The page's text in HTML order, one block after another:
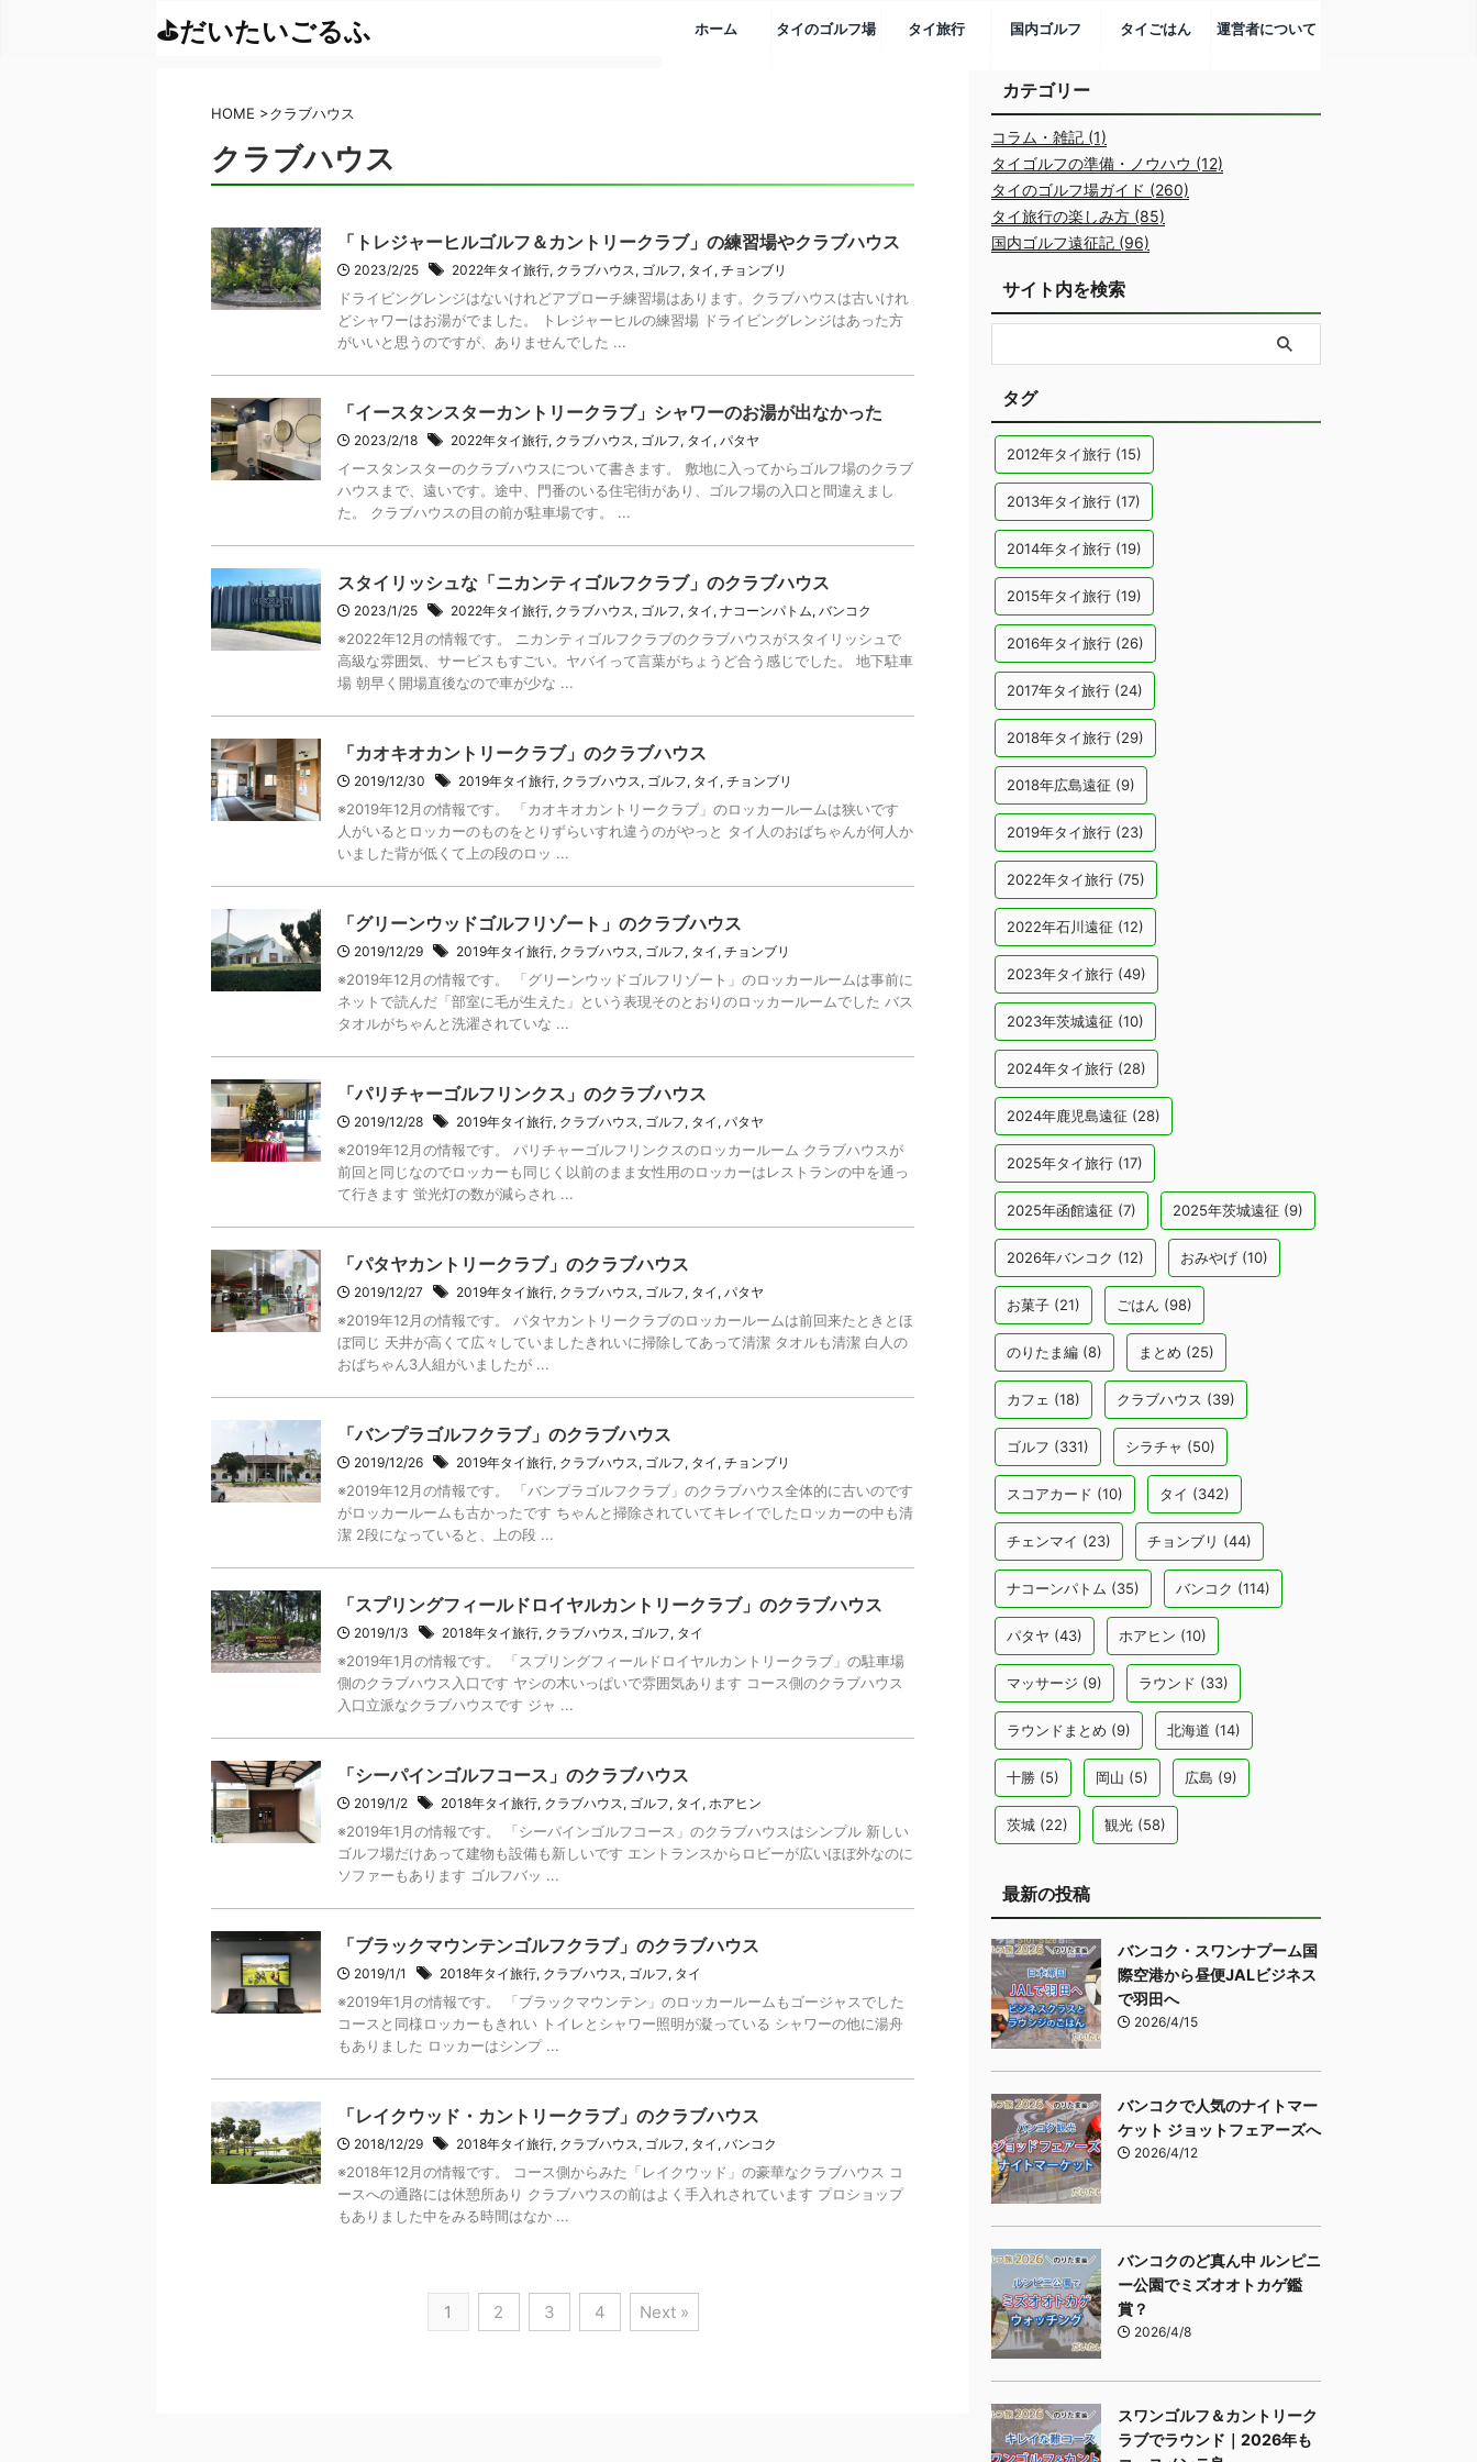
ホーム タイのゴルフ場 タイ旅行 国内ゴルフ タイごはん 運営者について
HOME >クラブハウス
クラブハウス
「トレジャーヒルゴルフ＆カントリークラブ」の練習場やクラブハウス
2023/2/25 2022年タイ旅行, クラブハウス, ゴルフ, タイ , チョンブリ
ドライビングレンジはないけれどアプローチ練習場はあります。クラブハウスは古いけれ
どシャワーはお湯がでました。 トレジャーヒルの練習場 ドライビングレンジはあった方
がいいと思うのですが、ありませんでした ...
「イースタンスターカントリークラブ」シャワーのお湯が出なかった
2023/2/18 2022年タイ旅行, クラブハウス, ゴルフ, タイ , パタヤ
イースタンスターのクラブハウスについて書きます。 敷地に入ってからゴルフ場のクラブ
ハウスまで、遠いです。途中、門番のいる住宅街があり、ゴルフ場の入口と間違えまし
た。 クラブハウスの目の前が駐車場です。 ...
スタイリッシュな「ニカンティゴルフクラブ」のクラブハウス
2023/1/25 2022年タイ旅行, クラブハウス, ゴルフ, タイ , ナコーンパトム, バンコク
※2022年12月の情報です。 ニカンティゴルフクラブのクラブハウスがスタイリッシュで
高級な雰囲気、サービスもすごい。ヤバイって言葉がちょうど合う感じでした。 地下駐車
場 朝早く開場直後なので車が少な ...
「カオキオカントリークラブ」のクラブハウス
2019/12/30 2019年タイ旅行, クラブハウス, ゴルフ, タイ , チョンブリ
※2019年12月の情報です。 「カオキオカントリークラブ」のロッカールームは狭いです
人がいるとロッカーのものをとりずらいすれ違うのがやっと タイ人のおばちゃんが何人か
いました背が低くて上の段のロッ ...
「グリーンウッドゴルフリゾート」のクラブハウス
2019/12/29 2019年タイ旅行, クラブハウス, ゴルフ, タイ , チョンブリ
※2019年12月の情報です。 「グリーンウッドゴルフリゾート」のロッカールームは事前に
ネットで読んだ「部室に毛が生えた」という表現そのとおりのロッカールームでした バス
タオルがちゃんと洗濯されていな ...
「パリチャーゴルフリンクス」のクラブハウス
2019/12/28 2019年タイ旅行, クラブハウス, ゴルフ, タイ , パタヤ
※2019年12月の情報です。 パリチャーゴルフリンクスのロッカールーム クラブハウスが
前回と同じなのでロッカーも同じく以前のまま女性用のロッカーはレストランの中を通っ
て行きます 蛍光灯の数が減らされ ...
「パタヤカントリークラブ」のクラブハウス
2019/12/27 2019年タイ旅行, クラブハウス, ゴルフ, タイ , パタヤ
※2019年12月の情報です。 パタヤカントリークラブのロッカールームは前回来たときとほ
ぼ同じ 天井が高くて広々していましたきれいに掃除してあって清潔 タオルも清潔 白人の
おばちゃん3人組がいましたが ...
「バンプラゴルフクラブ」のクラブハウス
2019/12/26 2019年タイ旅行, クラブハウス, ゴルフ, タイ , チョンブリ
※2019年12月の情報です。 「バンプラゴルフクラブ」のクラブハウス全体的に古いのです
がロッカールームも古かったです ちゃんと掃除されていてキレイでしたロッカーの中も清
潔 2段になっていると、上の段 ...
「スプリングフィールドロイヤルカントリークラブ」のクラブハウス
2019/1/3 2018年タイ旅行, クラブハウス, ゴルフ, タイ
※2019年1月の情報です。 「スプリングフィールドロイヤルカントリークラブ」の駐車場
側のクラブハウス入口です ヤシの木いっぱいで雰囲気あります コース側のクラブハウス
入口立派なクラブハウスです ジャ ...
「シーパインゴルフコース」のクラブハウス
2019/1/2 2018年タイ旅行, クラブハウス, ゴルフ, タイ , ホアヒン
※2019年1月の情報です。 「シーパインゴルフコース」のクラブハウスはシンプル 新しい
ゴルフ場だけあって建物も設備も新しいです エントランスからロビーが広いほぼ外なのに
ソファーもあります ゴルフバッ ...
「ブラックマウンテンゴルフクラブ」のクラブハウス
2019/1/1 2018年タイ旅行, クラブハウス, ゴルフ, タイ
※2019年1月の情報です。 「ブラックマウンテン」のロッカールームもゴージャスでした
コースと同様ロッカーもきれい トイレとシャワー照明が凝っている シャワーの他に湯舟
もありました ロッカーはシンプ ...
「レイクウッド・カントリークラブ」のクラブハウス
2018/12/29 2018年タイ旅行, クラブハウス, ゴルフ, タイ , バンコク
※2018年12月の情報です。 コース側からみた「レイクウッド」の豪華なクラブハウス コ
ースへの通路には休憩所あり クラブハウスの前はよく手入れされています プロショップ
もありました中をみる時間はなか ...
1 2 3 4 Next »
カテゴリー
コラム・雑記 (1)
タイゴルフの準備・ノウハウ (12)
タイのゴルフ場ガイド (260)
タイ旅行の楽しみ方 (85)
国内ゴルフ遠征記 (96)
サイト内を検索
タグ
2012年タイ旅行 (15)
2013年タイ旅行 (17)
2014年タイ旅行 (19)
2015年タイ旅行 (19)
2016年タイ旅行 (26)
2017年タイ旅行 (24)
2018年タイ旅行 (29)
2018年広島遠征 (9)
2019年タイ旅行 (23)
2022年タイ旅行 (75)
2022年石川遠征 (12)
2023年タイ旅行 (49)
2023年茨城遠征 (10)
2024年タイ旅行 (28)
2024年鹿児島遠征 (28)
2025年タイ旅行 (17)
2025年函館遠征 (7) 2025年茨城遠征 (9)
2026年バンコク (12) おみやげ (10)
お菓子 (21) ごはん (98)
のりたま編 (8) まとめ (25)
カフェ (18) クラブハウス (39)
ゴルフ (331) シラチャ (50)
スコアカード (10) タイ (342)
チェンマイ (23) チョンブリ (44)
ナコーンパトム (35) バンコク (114)
パタヤ (43) ホアヒン (10)
マッサージ (9) ラウンド (33)
ラウンドまとめ (9) 北海道 (14)
十勝 (5) 岡山 (5) 広島 (9)
茨城 (22) 観光 (58)
最新の投稿
バンコク・スワンナプーム国
際空港から昼便JALビジネス
で羽田へ
2026/4/15
バンコクで人気のナイトマー
ケット ジョットフェアーズへ
2026/4/12
バンコクのど真ん中 ルンピニ
ー公園でミズオオトカゲ鑑
賞？
2026/4/8
スワンゴルフ＆カントリーク
ラブでラウンド｜2026年も